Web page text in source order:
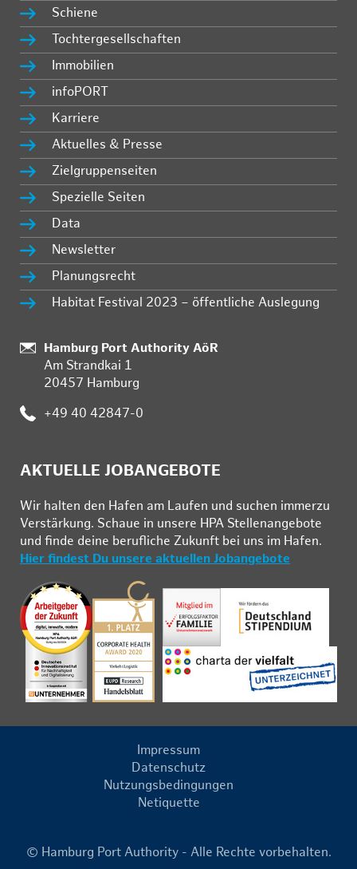
Schiene
Tochtergesellschaften
Immobilien
infoPORT
Karriere
Aktuelles & Presse
Zielgruppenseiten
Spezielle Seiten
Data
Newsletter
Planungsrecht
Habitat Festival 2023 – öffentliche Auslegung
Standort:
Hamburg Port Authority AöR
Am Strandkai 1
20457 Hamburg
Telefon:
+49 40 42847-0
AKTUELLE JOBANGEBOTE
Wir hal­ten den Ha­fen am Lau­fen und su­chen im­mer­zu
Ver­stär­kung. Schau­e in un­se­re HPA Stel­len­an­ge­bo­te
und fin­de deine be­ruf­li­che Zu­kunft bei uns im Ha­fen.
Hier findest Du unsere aktuellen Jobangebote
Impressum
Datenschutz
Nutzungsbedingungen
Netiquette
© Hamburg Port Authority - Alle Rechte vorbehalten.